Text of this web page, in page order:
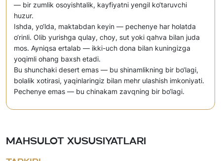
— bir zumlik osoyishtalik, kayfiyatni yengil ko‘taruvchi
huzur.
Ishda, yo‘lda, maktabdan keyin — pechenye har holatda
o‘rinli. Olib yurishga qulay, choy, sut yoki qahva bilan juda
mos. Ayniqsa ertalab — ikki-uch dona bilan kuningizga
yoqimli ohang baxsh etadi.
Bu shunchaki desert emas — bu shinamlikning bir bo‘lagi,
bolalik xotirasi, yaqinlaringiz bilan mehr ulashish imkoniyati.
Pechenye emas — bu chinakam zavqning bir bo‘lagi.
Mahsulot xususiyatlari